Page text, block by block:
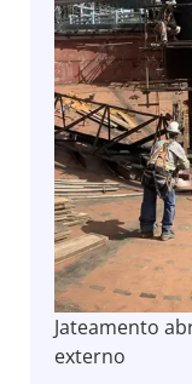
Jateamento
externo